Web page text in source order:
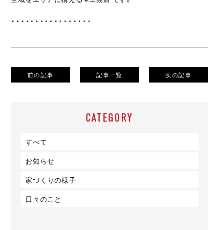
・・・・・・・・・・・・・・・・・
前の記事 記事一覧 次の記事
CATEGORY
すべて
お知らせ
家づくりの様子
日々のこと